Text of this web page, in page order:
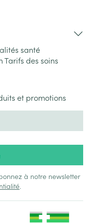
santé
Tarifs des soins
et promotions
à notre newsletter
.